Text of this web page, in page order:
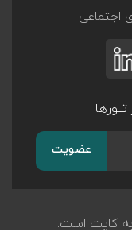
اجتماعی
عضویت
کایت است.